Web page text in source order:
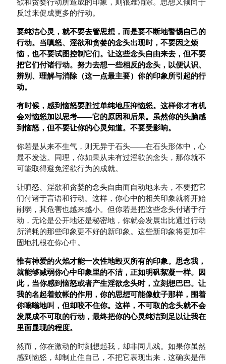
欲和贪婪行动所造成的印象，则很难消除。思想又倾向于
反过来促成更多的行动。
要纯洁心灵，就不要去管思想，而是要不断地警惕自己的
行动。当嗔怒、淫欲和贪婪的念头出现时，不要因之烦
恼，也不要试图控制它们。让这些念头自由来去，但不要
把它们付诸行动。努力去想一些相反的念头，以便认识、
辨别、理解与消除（这一点最主要）你的印象所引起的行
动。
有时候，感到恼怒要胜过单纯地压抑恼怒。这样你才有机
会对恼怒加以思考——它的原因和后果。虽然你的头脑感
到恼怒，但不要让你的心灵知道。不要受影响。
你若是从来不生气，则无异于石头——在石头形体中，心
最不发达。同理，你如果从未有过淫欲的念头，那你就不
可能取得避免淫欲行为的成就。
让嗔怒、淫欲和贪婪的念头自由而自动地来去，不要把它
们付诸于言语和行动。这样，你心中的相关印象就将开始
削弱，其危害也越来越小。但你若是把这些念头付诸于行
动，无论是公开地还是秘密地，你就会发展出比通过行动
所消耗的那些印象更不好的新印象。这些新印象将更加牢
固地扎根在你心中。
惟有神爱的火焰才能一次性地毁灭所有的印象。思念我，
就能够减弱你心中印象里的不洁，正如明矾絮凝一样。因
此，当你感到恼怒或者产生淫欲念头时，立刻想巴巴。让
我的名起着蚊帐的作用，你的思想可能像蚊子那样，围着
你嗡嗡地叫，但却咬不住你。这样，不可取的念头就不会
发展成不可取的行动，最终把你的心灵纯洁到足以让我在
里面显现的程度。
然而，你在激动的时刻想起我，却非同儿戏。如果你虽然
感到恼怒，却制止住自己，不把它表现出来，这确实是伟